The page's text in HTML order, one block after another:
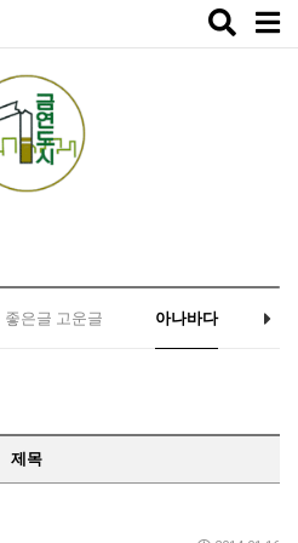
Toggle
좋은글 고운글 아나바다
제목